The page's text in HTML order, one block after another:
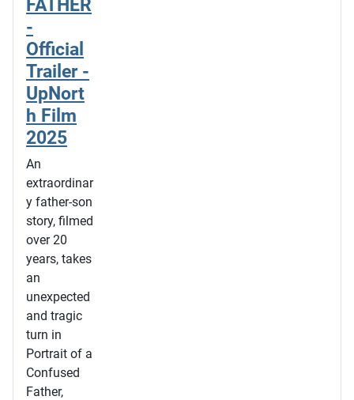
FATHER
-
Official
Trailer -
UpNort
h Film
2025
An
extraordinar
y father-son
story, filmed
over 20
years, takes
an
unexpected
and tragic
turn in
Portrait of a
Confused
Father,